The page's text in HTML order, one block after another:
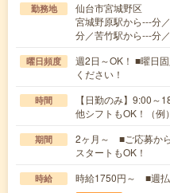
勤務地
仙台市宮城野区
宮城野原駅から---分
分／苦竹駅から---分
曜日頻度
週2日～OK！ ■曜日
ください！
時間
【日勤のみ】9:00～
他シフトもOK！（
期間
2ヶ月～ ■ご応募か
スタートもOK！
時給 時給1750円～ ■週